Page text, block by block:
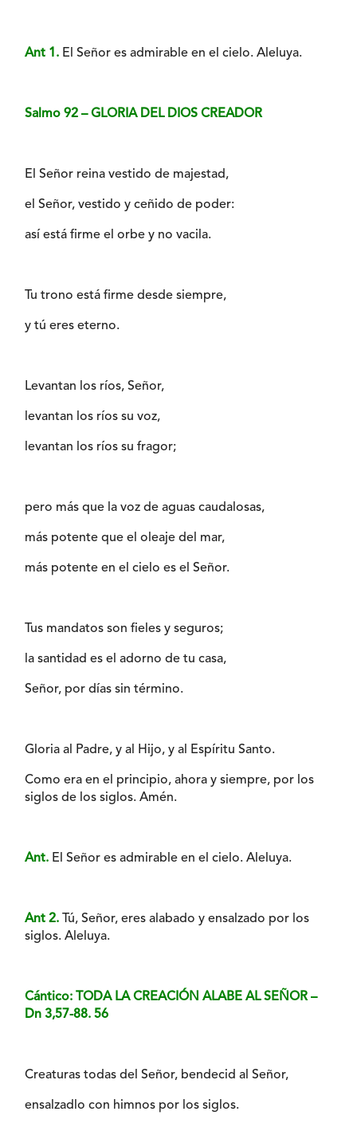
Ant 1. El Señor es admirable en el cielo. Aleluya.
Salmo 92 – GLORIA DEL DIOS CREADOR
El Señor reina vestido de majestad,
el Señor, vestido y ceñido de poder:
así está firme el orbe y no vacila.
Tu trono está firme desde siempre,
y tú eres eterno.
Levantan los ríos, Señor,
levantan los ríos su voz,
levantan los ríos su fragor;
pero más que la voz de aguas caudalosas,
más potente que el oleaje del mar,
más potente en el cielo es el Señor.
Tus mandatos son fieles y seguros;
la santidad es el adorno de tu casa,
Señor, por días sin término.
Gloria al Padre, y al Hijo, y al Espíritu Santo.
Como era en el principio, ahora y siempre, por los
siglos de los siglos. Amén.
Ant. El Señor es admirable en el cielo. Aleluya.
Ant 2. Tú, Señor, eres alabado y ensalzado por los
siglos. Aleluya.
Cántico: TODA LA CREACIÓN ALABE AL SEÑOR –
Dn 3,57-88. 56
Creaturas todas del Señor, bendecid al Señor,
ensalzadlo con himnos por los siglos.